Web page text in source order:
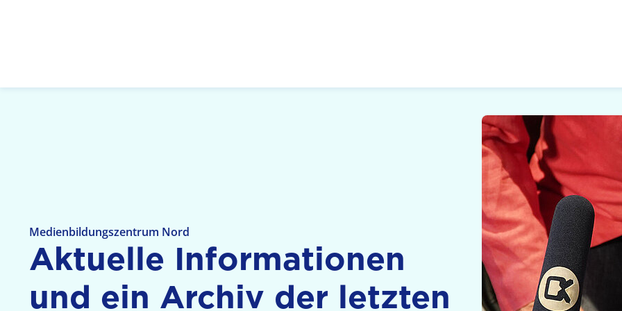
Medienbildungszentrum Nord
Aktuelle Informa­tionen
und ein Archiv der letzten